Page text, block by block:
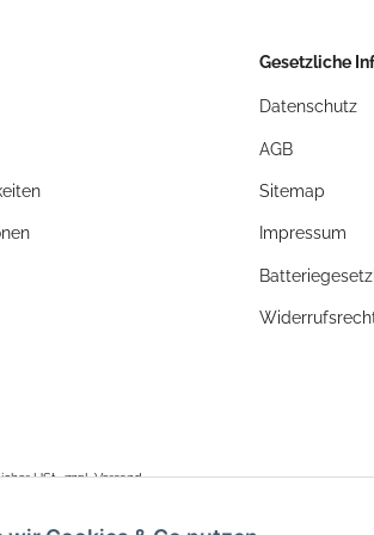
Gesetzliche
Datenschutz
AGB
Sitemap
Impressum
USt., zzgl.Versand